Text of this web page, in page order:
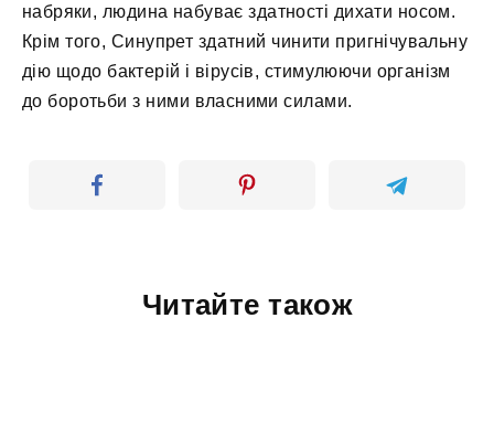
набряки, людина набуває здатності дихати носом.
Крім того, Синупрет здатний чинити пригнічувальну
дію щодо бактерій і вірусів, стимулюючи організм
до боротьби з ними власними силами.
Читайте також